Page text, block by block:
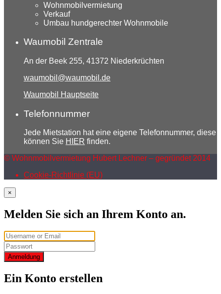
Wohnmobilvermietung
Verkauf
Umbau hundgerechter Wohnmobile
Waumobil Zentrale
An der Beek 255, 41372 Niederkrüchten
waumobil@waumobil.de
Waumobil Hauptseite
Telefonnummer
Jede Mietstation hat eine eigene Telefonnummer, diese
können Sie HIER finden.
© Wohnmobilvermietung Hubert Lechner – gegründet 2014
Cookie-Richtlinie (EU)
×
Melden Sie sich an Ihrem Konto an.
Anmeldung
Ein Konto erstellen